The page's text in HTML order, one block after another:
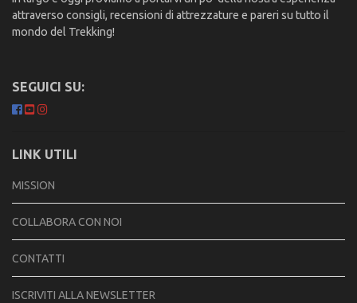
attraverso consigli, recensioni di attrezzature e pareri su tutto il
mondo del Trekking!
SEGUICI SU:
LINK UTILI
MISSION
COLLABORA CON NOI
CONTATTI
ISCRIVITI ALLA NEWSLETTER